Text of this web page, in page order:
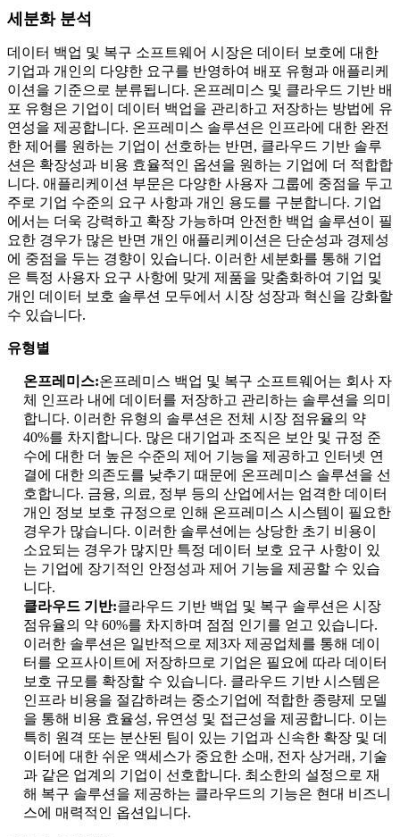
세분화 분석
데이터 백업 및 복구 소프트웨어 시장은 데이터 보호에 대한
기업과 개인의 다양한 요구를 반영하여 배포 유형과 애플리케
이션을 기준으로 분류됩니다. 온프레미스 및 클라우드 기반 배
포 유형은 기업이 데이터 백업을 관리하고 저장하는 방법에 유
연성을 제공합니다. 온프레미스 솔루션은 인프라에 대한 완전
한 제어를 원하는 기업이 선호하는 반면, 클라우드 기반 솔루
션은 확장성과 비용 효율적인 옵션을 원하는 기업에 더 적합합
니다. 애플리케이션 부문은 다양한 사용자 그룹에 중점을 두고
주로 기업 수준의 요구 사항과 개인 용도를 구분합니다. 기업
에서는 더욱 강력하고 확장 가능하며 안전한 백업 솔루션이 필
요한 경우가 많은 반면 개인 애플리케이션은 단순성과 경제성
에 중점을 두는 경향이 있습니다. 이러한 세분화를 통해 기업
은 특정 사용자 요구 사항에 맞게 제품을 맞춤화하여 기업 및
개인 데이터 보호 솔루션 모두에서 시장 성장과 혁신을 강화할
수 있습니다.
유형별
온프레미스:온프레미스 백업 및 복구 소프트웨어는 회사 자
체 인프라 내에 데이터를 저장하고 관리하는 솔루션을 의미
합니다. 이러한 유형의 솔루션은 전체 시장 점유율의 약
40%를 차지합니다. 많은 대기업과 조직은 보안 및 규정 준
수에 대한 더 높은 수준의 제어 기능을 제공하고 인터넷 연
결에 대한 의존도를 낮추기 때문에 온프레미스 솔루션을 선
호합니다. 금융, 의료, 정부 등의 산업에서는 엄격한 데이터
개인 정보 보호 규정으로 인해 온프레미스 시스템이 필요한
경우가 많습니다. 이러한 솔루션에는 상당한 초기 비용이
소요되는 경우가 많지만 특정 데이터 보호 요구 사항이 있
는 기업에 장기적인 안정성과 제어 기능을 제공할 수 있습
니다.
클라우드 기반:클라우드 기반 백업 및 복구 솔루션은 시장
점유율의 약 60%를 차지하며 점점 인기를 얻고 있습니다.
이러한 솔루션은 일반적으로 제3자 제공업체를 통해 데이
터를 오프사이트에 저장하므로 기업은 필요에 따라 데이터
보호 규모를 확장할 수 있습니다. 클라우드 기반 시스템은
인프라 비용을 절감하려는 중소기업에 적합한 종량제 모델
을 통해 비용 효율성, 유연성 및 접근성을 제공합니다. 이는
특히 원격 또는 분산된 팀이 있는 기업과 신속한 확장 및 데
이터에 대한 쉬운 액세스가 중요한 소매, 전자 상거래, 기술
과 같은 업계의 기업이 선호합니다. 최소한의 설정으로 재
해 복구 솔루션을 제공하는 클라우드의 기능은 현대 비즈니
스에 매력적인 옵션입니다.